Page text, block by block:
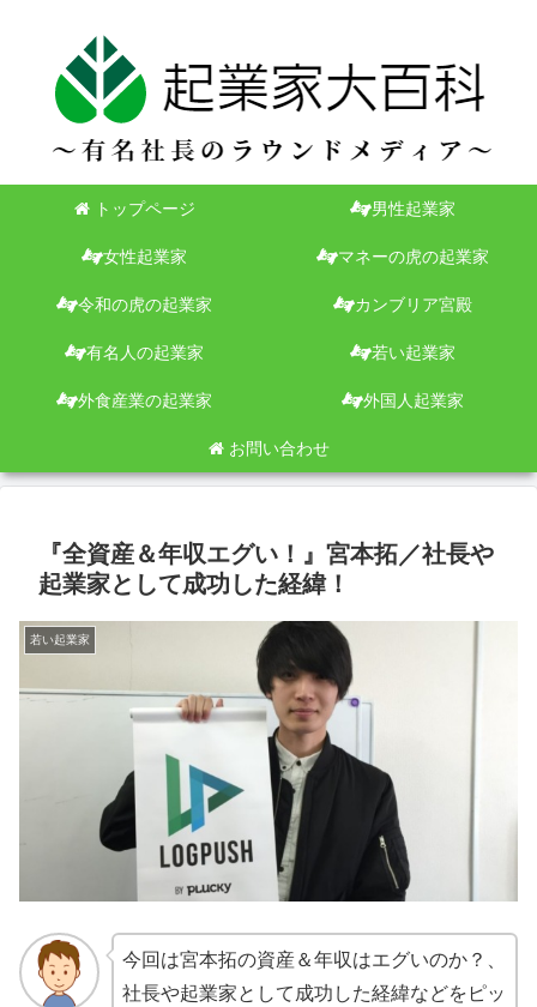
トップページ 男性起業家
女性起業家 マネーの虎の起業家
令和の虎の起業家 カンブリア宮殿
有名人の起業家 若い起業家
外食産業の起業家 外国人起業家
お問い合わせ
『全資産＆年収エグい！』宮本拓／社長や
起業家として成功した経緯！
若い起業家
今回は宮本拓の資産＆年収はエグいのか？、
社長や起業家として成功した経緯などをピッ